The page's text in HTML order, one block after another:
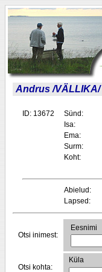
Andrus /VÄLLIKA/
ID: 13672 Sünd:
Isa:
Ema:
Surm:
Koht:
Abielud:
Lapsed:
Otsi inimest:
Eesnimi
Otsi kohta:
Küla